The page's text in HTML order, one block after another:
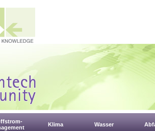
Klima Wasser